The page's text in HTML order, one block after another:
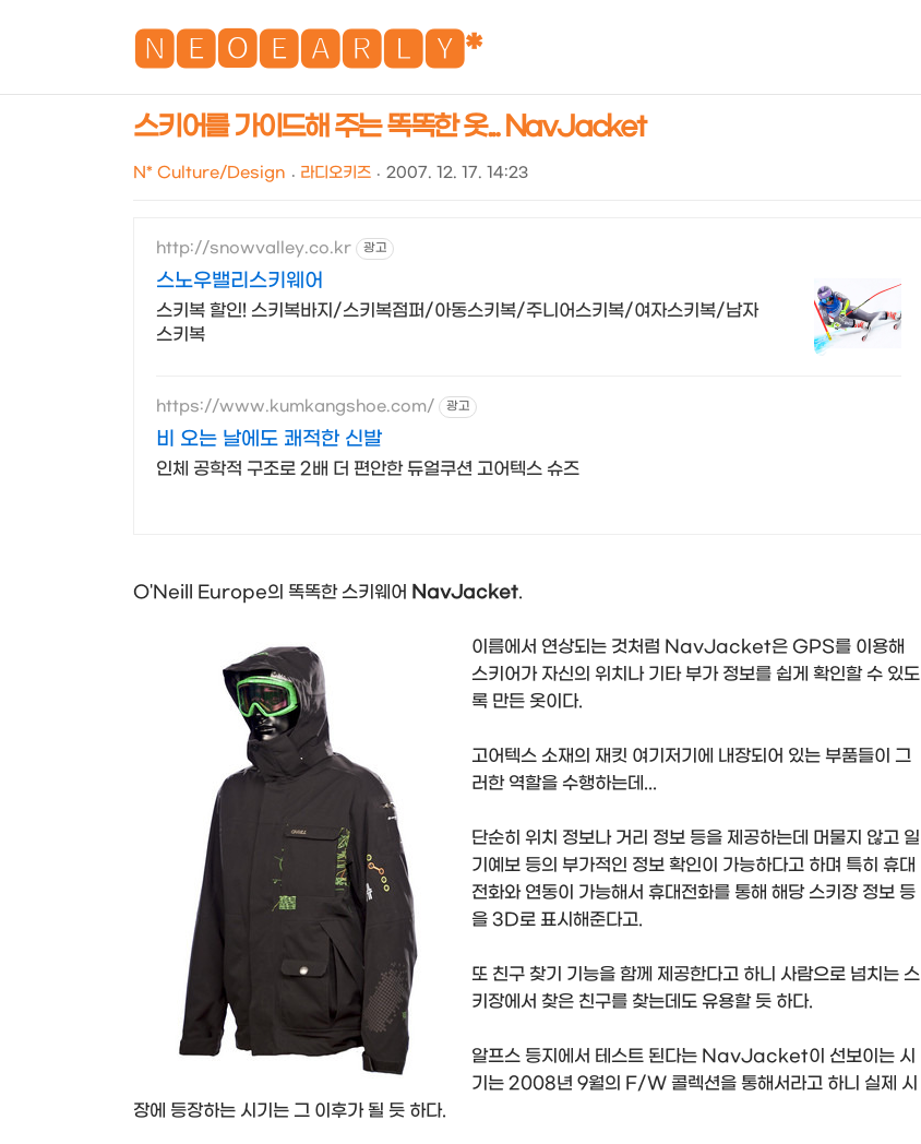
🅽🅴🅾🅴🅰🆁🅻🆈*NEOEARLY*
스키어를 가이드해 주는 똑똑한 옷... NavJacket
N* Culture/Design 라디오키즈 2007. 12. 17. 14:23
http://snowvalley.co.kr 광고
스노우밸리스키웨어
스키복 할인! 스키복바지/스키복점퍼/아동스키복/주니어스키복/여자스키복/남자
스키복
https://www.kumkangshoe.com/ 광고
비 오는 날에도 쾌적한 신발
인체 공학적 구조로 2배 더 편안한 듀얼쿠션 고어텍스 슈즈
O'Neill Europe의 똑똑한 스키웨어 NavJacket.
이름에서 연상되는 것처럼 NavJacket은 GPS를 이용해
스키어가 자신의 위치나 기타 부가 정보를 쉽게 확인할 수 있도
록 만든 옷이다.
고어텍스 소재의 재킷 여기저기에 내장되어 있는 부품들이 그
러한 역할을 수행하는데...
단순히 위치 정보나 거리 정보 등을 제공하는데 머물지 않고 일
기예보 등의 부가적인 정보 확인이 가능하다고 하며 특히 휴대
전화와 연동이 가능해서 휴대전화를 통해 해당 스키장 정보 등
을 3D로 표시해준다고.
또 친구 찾기 기능을 함께 제공한다고 하니 사람으로 넘치는 스
키장에서 찾은 친구를 찾는데도 유용할 듯 하다.
알프스 등지에서 테스트 된다는 NavJacket이 선보이는 시
기는 2008년 9월의 F/W 콜렉션을 통해서라고 하니 실제 시
장에 등장하는 시기는 그 이후가 될 듯 하다.